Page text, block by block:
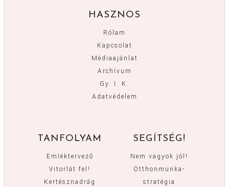
HASZNOS
Rólam
Kapcsolat
Médiaajánlat
Archívum
Gy. I. K.
Adatvédelem
TANFOLYAM
Emléktervező
Vitorlát fel!
Kertésznadrág
SEGÍTSÉG!
Nem vagyok jól!
Otthonmunka-
stratégia